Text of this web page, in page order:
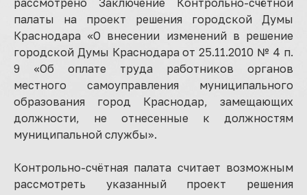
рассмотрено Заключение Контрольно-счётной
палаты на проект решения городской Думы
Краснодара «О внесении изменений в решение
городской Думы Краснодара от 25.11.2010 № 4 п.
9 «Об оплате труда работников органов
местного самоуправления муниципального
образования город Краснодар, замещающих
должности, не отнесенные к должностям
муниципальной службы».
Контрольно-счётная палата считает возможным
рассмотреть указанный проект решения